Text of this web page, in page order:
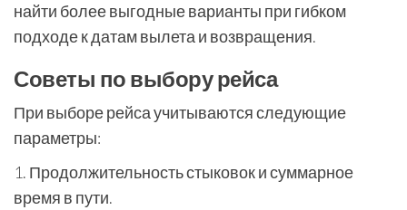
найти более выгодные варианты при гибком
подходе к датам вылета и возвращения.
Советы по выбору рейса
При выборе рейса учитываются следующие
параметры:
1. Продолжительность стыковок и суммарное
время в пути.